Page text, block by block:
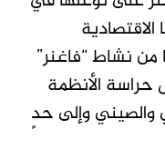
من نشاط “فاغنر”
الأنظمة
والصيني وإلى حدٍ